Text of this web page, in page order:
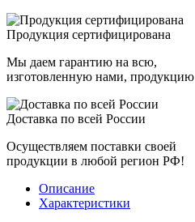
Продукция сертифицирована
Мы даем гарантию на всю,
изготовленную нами, продукцию
Доставка по всей России
Осуществляем поставки своей
продукции в любой регион РФ!
Описание
Характеристики